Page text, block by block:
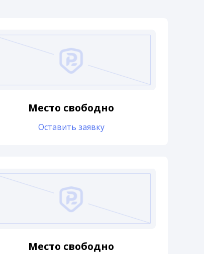
Место свободно
Оставить заявку
Место свободно